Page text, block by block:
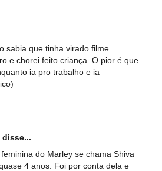
sabia que tinha virado filme.
e chorei feito criança. O pior é que
ia pro trabalho e ia
disse...
do Marley se chama Shiva
4 anos. Foi por conta dela e